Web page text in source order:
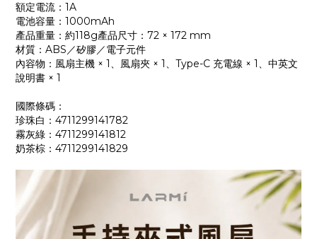
額定電流：1A
電池容量：1000mAh
產品重量：約118g產品尺寸：72 × 172 mm
材質：ABS／矽膠／電子元件
內容物：風扇主機 × 1、風扇夾 × 1、Type-C 充電線 × 1、中英文
說明書 × 1
國際條碼：
珍珠白：4711299141782
霧灰綠：4711299141812
奶茶棕：4711299141829